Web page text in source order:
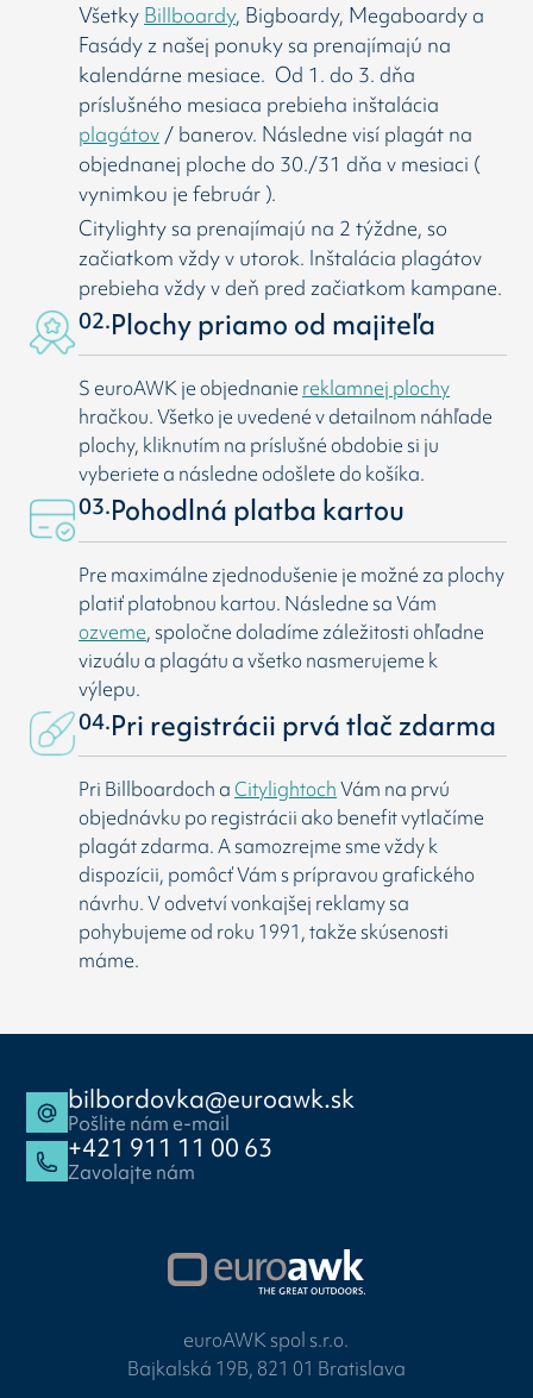
Všetky Billboardy, Bigboardy, Megaboardy a
Fasády z našej ponuky sa prenajímajú na
kalendárne mesiace. Od 1. do 3. dňa
príslušného mesiaca prebieha inštalácia
plagátov / banerov. Následne visí plagát na
objednanej ploche do 30./31 dňa v mesiaci (
vynimkou je február ).
Citylighty sa prenajímajú na 2 týždne, so
začiatkom vždy v utorok. Inštalácia plagátov
prebieha vždy v deň pred začiatkom kampane.
02.Plochy priamo od majiteľa
S euroAWK je objednanie reklamnej plochy
hračkou. Všetko je uvedené v detailnom náhľade
plochy, kliknutím na príslušné obdobie si ju
vyberiete a následne odošlete do košíka.
03.Pohodlná platba kartou
Pre maximálne zjednodušenie je možné za plochy
platiť platobnou kartou. Následne sa Vám
ozveme, spoločne doladíme záležitosti ohľadne
vizuálu a plagátu a všetko nasmerujeme k
výlepu.
04.Pri registrácii prvá tlač zdarma
Pri Billboardoch aCitylightochVám na prvú
objednávku po registrácii ako benefit vytlačíme
plagát zdarma. A samozrejme sme vždy k
dispozícii, pomôcť Vám s prípravou grafického
návrhu. V odvetví vonkajšej reklamy sa
pohybujeme od roku 1991, takže skúsenosti
máme.
bilbordovka@euroawk.sk
Pošlite nám e-mail
+421 911 11 00 63
Zavolajte nám
euroAWK spol s.r.o.
Bajkalská 19B, 821 01 Bratislava